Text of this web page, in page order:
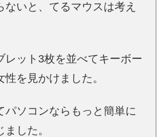
ないと、てるマウスは考え
レット3枚を並べてキーボー
性を見かけました。
パソコンならもっと簡単に
した。